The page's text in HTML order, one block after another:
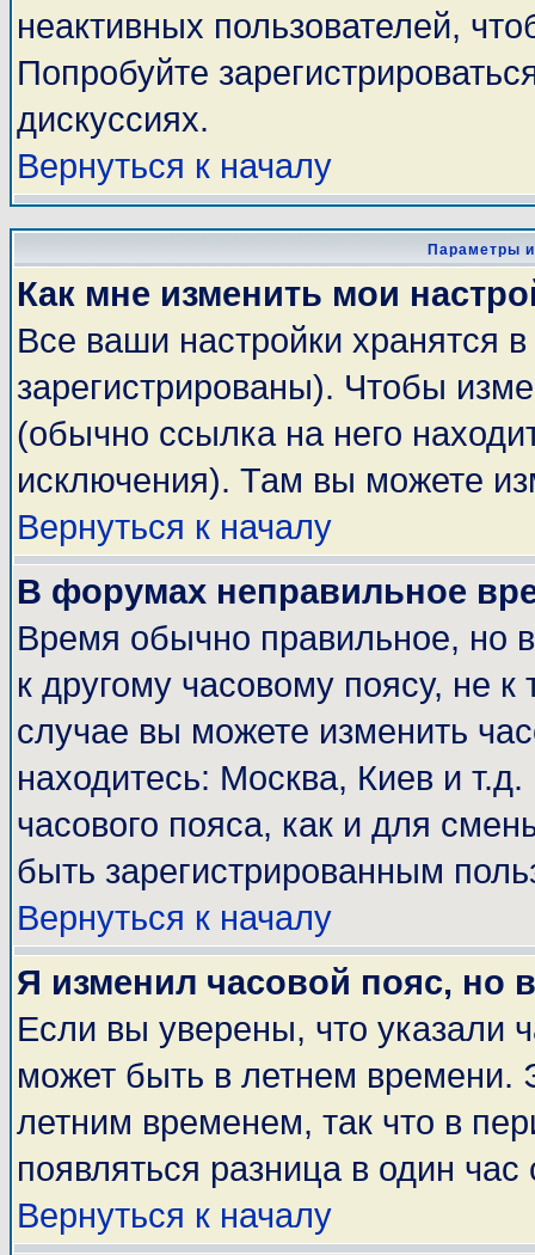
неактивных пользователей,
Попробуйте
дискуссиях.
Вернуться к началу
Параметры
Как мне изменить мои
Все ваши настройки хранятся
зарегистрированы). Чтобы
(обычно ссылка на него
исключения). Там вы можете
Вернуться к началу
В форумах неправильное
Время обычно правильное, но
к другому часовому поясу, не
случае вы можете изменить
находитесь: Москва, Киев и
часового пояса, как и для
быть зарегистрированным
Вернуться к началу
Я изменил часовой пояс, но
Если вы уверены, что указали
может быть в летнем времени.
летним временем, так что в
появляться разница в один
Вернуться к началу